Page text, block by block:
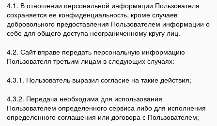
4.1. В отношении персональной информации Пользователя
сохраняется ее конфиденциальность, кроме случаев
добровольного предоставления Пользователем информации о
себе для общего доступа неограниченному кругу лиц.
4.2. Сайт вправе передать персональную информацию
Пользователя третьим лицам в следующих случаях:
4.3.1. Пользователь выразил согласие на такие действия;
4.3.2. Передача необходима для использования
Пользователем определенного сервиса либо для исполнения
определенного соглашения или договора с Пользователем;